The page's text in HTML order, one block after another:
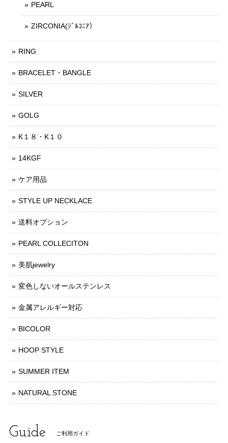
PEARL
ZIRCONIA(ｼﾞﾙｺﾆｱ）
RING
BRACELET・BANGLE
SILVER
GOLG
K１８・K１０
14KGF
ケア用品
STYLE UP NECKLACE
送料オプション
PEARL COLLECITON
美肌jewelry
変色しないオールステンレス
金属アレルギー対応
BICOLOR
HOOP STYLE
SUMMER ITEM
NATURAL STONE
Guide ご利用ガイド